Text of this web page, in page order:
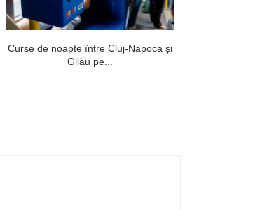
Curse de noapte între Cluj-Napoca și
Gilău pe...